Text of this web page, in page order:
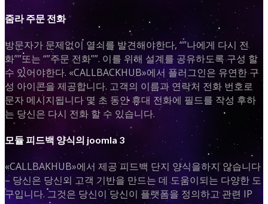
줌라 주문 전화
방문자가 문제없이 열쇠를 발견해야한다, “”나에게 다시 전
화””또는 “”주문 전화””. 이를 위해 설계를 공유하도록 구성 할
수 있어야한다. «CALLBACKHUB»에서 플러그인은 유연한 구
성 아이콘을 제공합니다. 고객의 이름과 연락처 전화 번호로
문자 메시지됩니다 몇 초 동안 휴대 전화에 필드를 작성 후하
는 당신은 다시 전화 할 수 있습니다.
모듈 피드백 양식의 joomla 3
«CALLBAKHUB»에서 제공 피드백 단지 양식을하지 않습니다
– 당신은 당신의 고객 기반을 만드는 데 도움이되는 다양한 도
구입니다. 그것은 당신이 당신이 플랫폼을 정의하고 관련 IP